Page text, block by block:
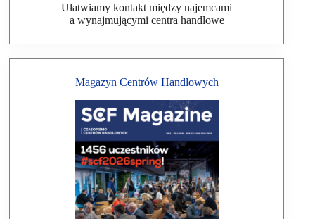
Ułatwiamy kontakt między najemcami
a wynajmującymi centra handlowe
Magazyn Centrów Handlowych